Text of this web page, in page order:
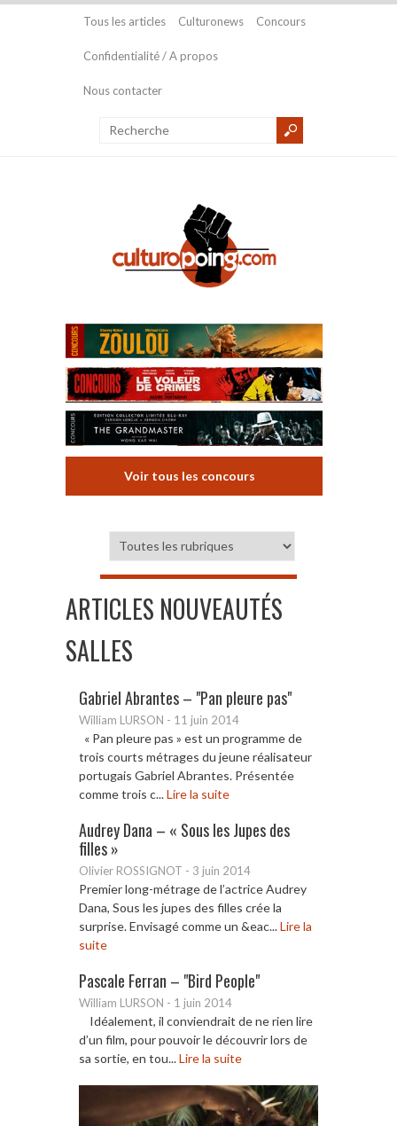
Tous les articles Culturonews Concours
Confidentialité / A propos
Nous contacter
Voir tous les concours
ARTICLES NOUVEAUTÉS
SALLES
Gabriel Abrantes – "Pan pleure pas"
William LURSON - 11 juin 2014
« Pan pleure pas » est un programme de
trois courts métrages du jeune réalisateur
portugais Gabriel Abrantes. Présentée
comme trois c...Lire la suite
Audrey Dana – « Sous les Jupes des
filles »
Olivier ROSSIGNOT - 3 juin 2014
Premier long-métrage de l’actrice Audrey
Dana, Sous les jupes des filles crée la
surprise. Envisagé comme un &eac...Lire la
suite
Pascale Ferran – "Bird People"
William LURSON - 1 juin 2014
Idéalement, il conviendrait de ne rien lire
d’un film, pour pouvoir le découvrir lors de
sa sortie, en tou...Lire la suite